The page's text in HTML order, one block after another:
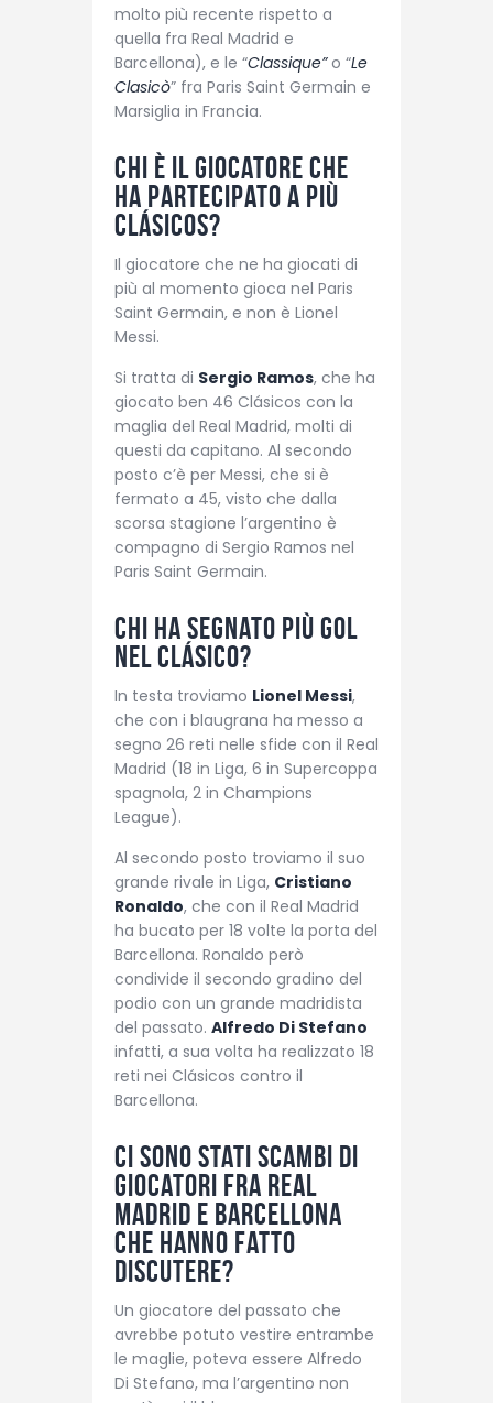
molto più recente rispetto a
quella fra Real Madrid e
Barcellona), e le “Classique”o “Le
Clasicò” fra Paris Saint Germain e
Marsiglia in Francia.
Chi è il giocatore che
ha partecipato a più
Clásicos?
Il giocatore che ne ha giocati di
più al momento gioca nel Paris
Saint Germain, e non è Lionel
Messi.
Si tratta di Sergio Ramos, che ha
giocato ben 46 Clásicos con la
maglia del Real Madrid, molti di
questi da capitano. Al secondo
posto c’è per Messi, che si è
fermato a 45, visto che dalla
scorsa stagione l’argentino è
compagno di Sergio Ramos nel
Paris Saint Germain.
Chi ha segnato più gol
nel Clásico?
In testa troviamo Lionel Messi,
che con i blaugrana ha messo a
segno 26 reti nelle sfide con il Real
Madrid (18 in Liga, 6 in Supercoppa
spagnola, 2 in Champions
League).
Al secondo posto troviamo il suo
grande rivale in Liga, Cristiano
Ronaldo, che con il Real Madrid
ha bucato per 18 volte la porta del
Barcellona. Ronaldo però
condivide il secondo gradino del
podio con un grande madridista
del passato. Alfredo Di Stefano
infatti, a sua volta ha realizzato 18
reti nei Clásicos contro il
Barcellona.
Ci sono stati scambi di
giocatori fra Real
Madrid e Barcellona
che hanno fatto
discutere?
Un giocatore del passato che
avrebbe potuto vestire entrambe
le maglie, poteva essere Alfredo
Di Stefano, ma l’argentino non